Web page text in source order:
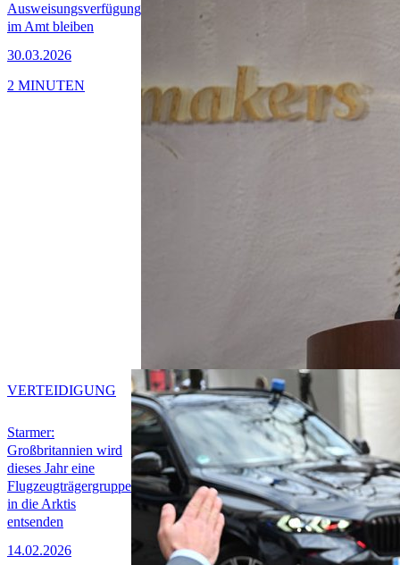
Ausweisungsverfügung
im Amt bleiben
30.03.2026
2 MINUTEN
Starmer:
Großbritannien wird
dieses Jahr eine
Flugzeugträgergruppe
in die Arktis
entsenden
14.02.2026
VERTEIDIGUNG